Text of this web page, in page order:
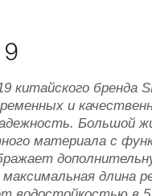
китайского бренда
и
Большой
материала с
длина